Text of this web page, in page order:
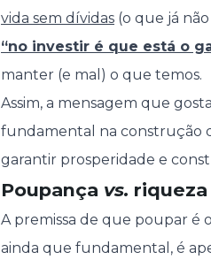
vida sem dívidas (o que já
“no investir é que está o
manter (e mal) o que temos.
Assim, a mensagem que
fundamental na construção
garantir prosperidade e
Poupança vs. riqueza
A premissa de que poupar é
ainda que fundamental, é